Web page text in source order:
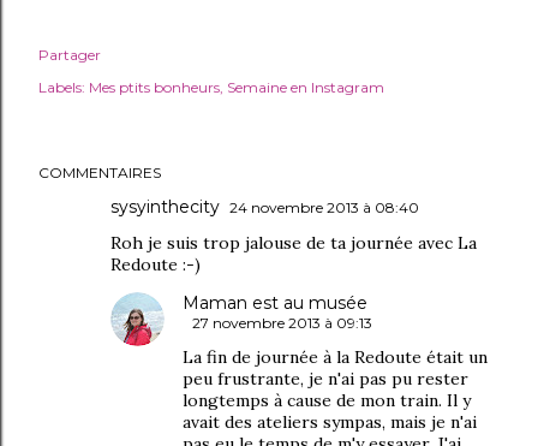
Partager
Labels: Mes ptits bonheurs Semaine en Instagram
COMMENTAIRES
sysyinthecity 24 novembre 2013 à 08:40
Roh je suis trop jalouse de ta journée avec La
Redoute :-)
Maman est au musée
27 novembre 2013 à 09:13
La fin de journée à la Redoute était un
peu frustrante, je n'ai pas pu rester
longtemps à cause de mon train. Il y
avait des ateliers sympas, mais je n'ai